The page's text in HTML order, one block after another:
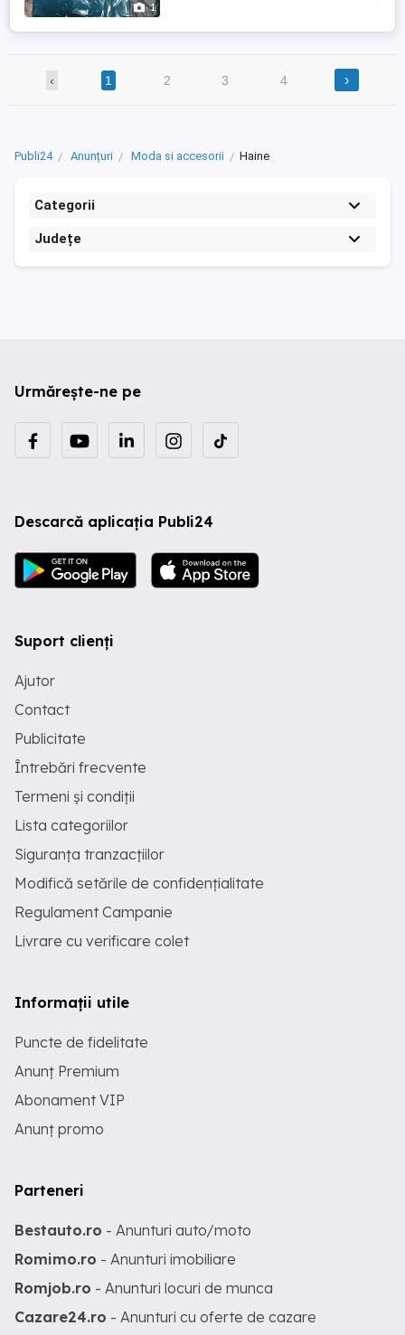
1
‹ 1 2 3 4 ›
Publi24 Anunțuri Moda si accesorii Haine
Categorii
Județe
Urmărește-ne pe
Descarcă aplicația Publi24
Suport clienți
Ajutor
Contact
Publicitate
Întrebări frecvente
Termeni și condiții
Lista categoriilor
Siguranța tranzacțiilor
Modifică setările de confidențialitate
Regulament Campanie
Livrare cu verificare colet
Informații utile
Puncte de fidelitate
Anunț Premium
Abonament VIP
Anunț promo
Parteneri
Bestauto.ro - Anunturi auto/moto
Romimo.ro - Anunturi imobiliare
Romjob.ro - Anunturi locuri de munca
Cazare24.ro - Anunturi cu oferte de cazare